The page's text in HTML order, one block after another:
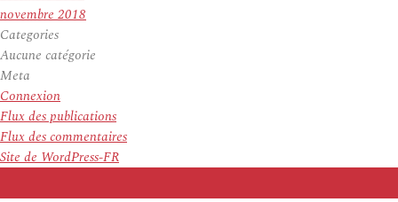
novembre 2018
Categories
Aucune catégorie
Meta
Connexion
Flux des publications
Flux des commentaires
Site de WordPress-FR